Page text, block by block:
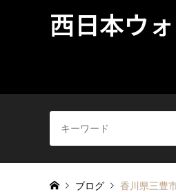
西日本ウ
ブログ 香川県三豊